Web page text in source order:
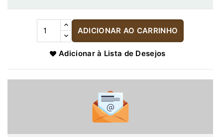
ADICIONAR AO CARRINHO
Adicionar à Lista de Desejos